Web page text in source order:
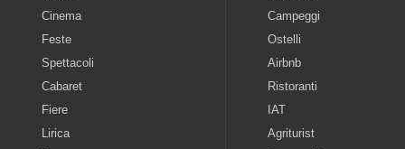
Cinema
Feste
Spettacoli
Cabaret
Fiere
Lirica
Campeggi
Ostelli
Airbnb
Ristoranti
IAT
Agriturist